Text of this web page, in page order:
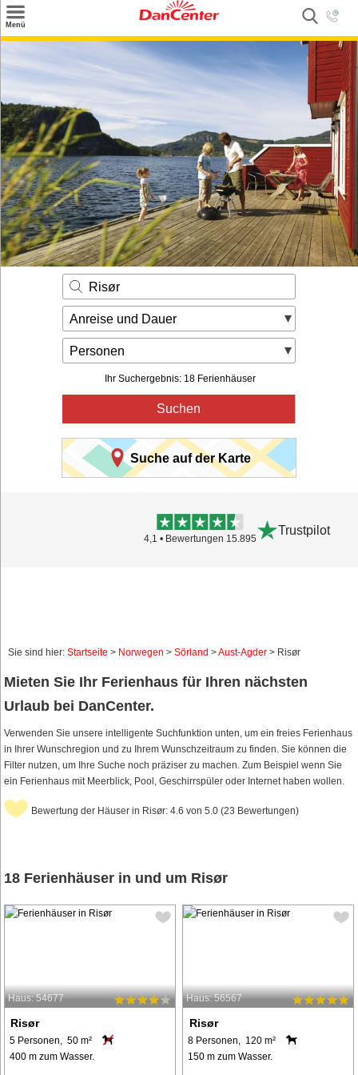
Menü
Weitere Urlaubsziele
Angebote
Inspiration
Kontakt
Gut zu wissen
Login
Risør
Anreise und Dauer
Personen
Ihr Suchergebnis: 18 Ferienhäuser
Suchen
Suche auf der Karte
4,1 • Bewertungen 15.895
Trustpilot
Sie sind hier: Startseite > Norwegen > Sörland >Aust-Agder > Risør
Mieten Sie Ihr Ferienhaus für Ihren nächsten
Urlaub bei DanCenter.
Verwenden Sie unsere intelligente Suchfunktion unten, um ein freies Ferienhaus
in Ihrer Wunschregion und zu Ihrem Wunschzeitraum zu finden. Sie können die
Filter nutzen, um Ihre Suche noch präziser zu machen. Zum Beispiel wenn Sie
ein Ferienhaus mit Meerblick, Pool, Geschirrspüler oder Internet haben wollen.
Bewertung der Häuser in Risør: 4.6 von 5.0 (23 Bewertungen)
18 Ferienhäuser in und um Risør
Haus: 54677
Risør
5 Personen, 50 m²
400 m zum Wasser.
Haus: 56567
Risør
8 Personen, 120 m²
150 m zum Wasser.